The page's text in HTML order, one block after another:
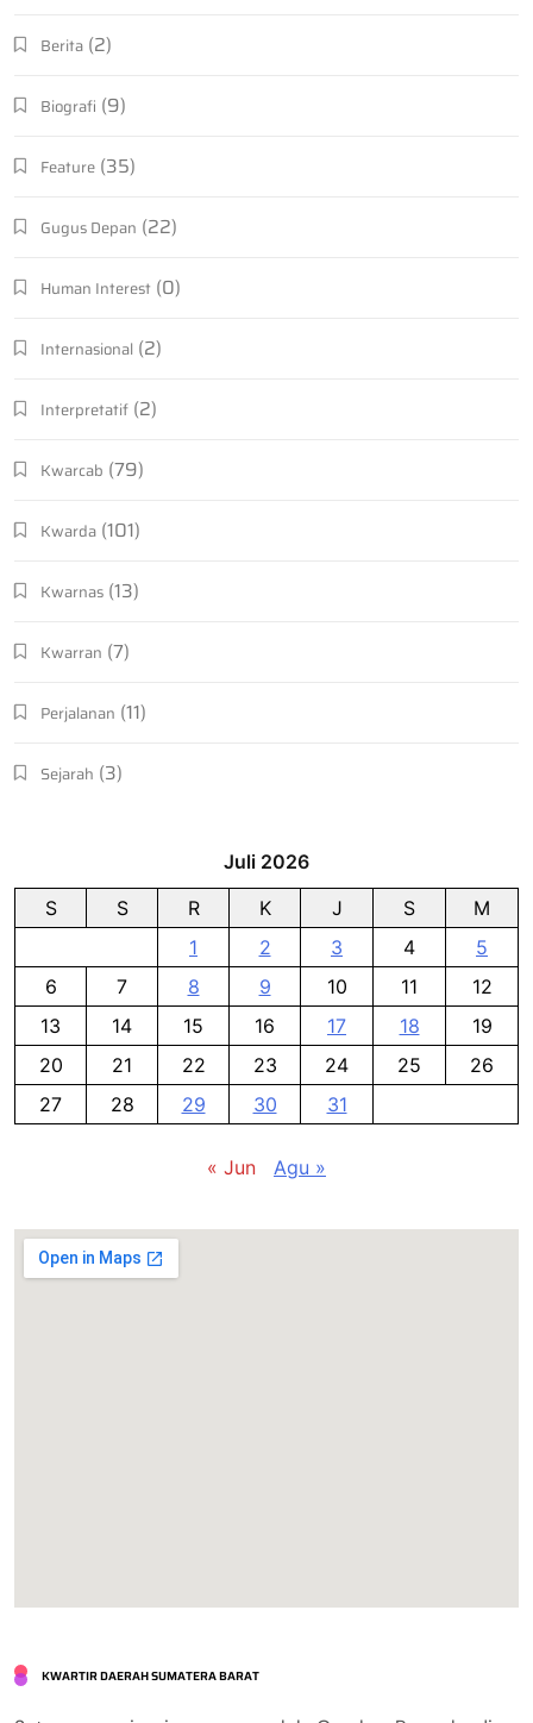
Berita (2)
Biografi (9)
Feature (35)
Gugus Depan (22)
Human Interest (0)
Internasional (2)
Interpretatif (2)
Kwarcab (79)
Kwarda (101)
Kwarnas (13)
Kwarran (7)
Perjalanan (11)
Sejarah (3)
Juli 2026
S
S R K J S
M
1
2 3 4
5
6
7 8 9 10 11
12
13
14 15 16 17 18
19
20
21 22 23 24 25
26
27
28 29 30 31
« Jun Agu »
KWARTIR DAERAH SUMATERA BARAT